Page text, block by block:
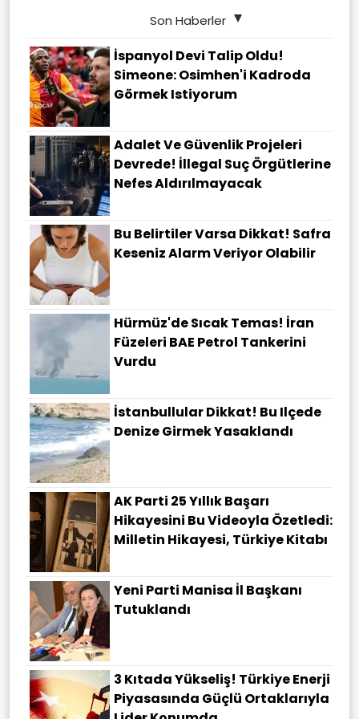
Son Haberler
İspanyol Devi Talip Oldu!
Simeone: Osimhen'i Kadroda
Görmek Istiyorum
Adalet Ve Güvenlik Projeleri
Devrede! İllegal Suç Örgütlerine
Nefes Aldırılmayacak
Bu Belirtiler Varsa Dikkat! Safra
Keseniz Alarm Veriyor Olabilir
Hürmüz'de Sıcak Temas! İran
Füzeleri BAE Petrol Tankerini
Vurdu
İstanbullular Dikkat! Bu Ilçede
Denize Girmek Yasaklandı
AK Parti 25 Yıllık Başarı
Hikayesini Bu Videoyla Özetledi:
Milletin Hikayesi, Türkiye Kitabı
Yeni Parti Manisa İl Başkanı
Tutuklandı
3 Kıtada Yükseliş! Türkiye Enerji
Piyasasında Güçlü Ortaklarıyla